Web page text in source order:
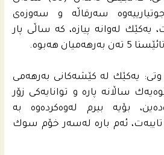
سه‌رقاڵه‌ و سه‌وزه‌ى
یه‌كێك له‌وانه‌ پیازه‌، كه‌ ساڵی پار
یه‌كێك له‌ كێشه‌كانى به‌رهه‌مى
ساڵانه‌ پاره‌ و توانایه‌كى زۆر
بۆیه‌ بیرم له‌وه‌كرده‌وه‌ به‌
تایبه‌ت، ئه‌م باره‌ له‌سه‌ر خۆم سوك